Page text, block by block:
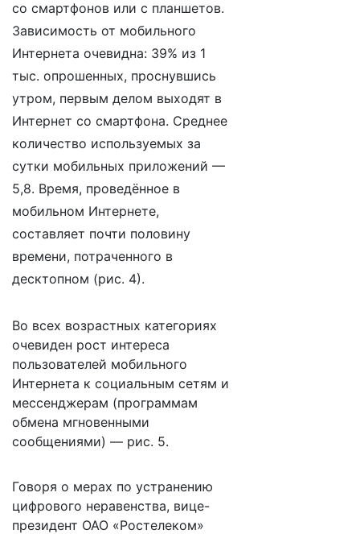
со смартфонов или с планшетов.
Зависимость от мобильного
Интернета очевидна: 39% из 1
тыс. опрошенных, проснувшись
утром, первым делом выходят в
Интернет со смартфона. Среднее
количество используемых за
сутки мобильных приложений —
5,8. Время, проведённое в
мобильном Интернете,
составляет почти половину
времени, потраченного в
десктопном (рис. 4).
Во всех возрастных категориях
очевиден рост интереса
пользователей мобильного
Интернета к социальным сетям и
мессенджерам (программам
обмена мгновенными
сообщениями) — рис. 5.
Говоря о мерах по устранению
цифрового неравенства, вице-
президент ОАО «Ростелеком»